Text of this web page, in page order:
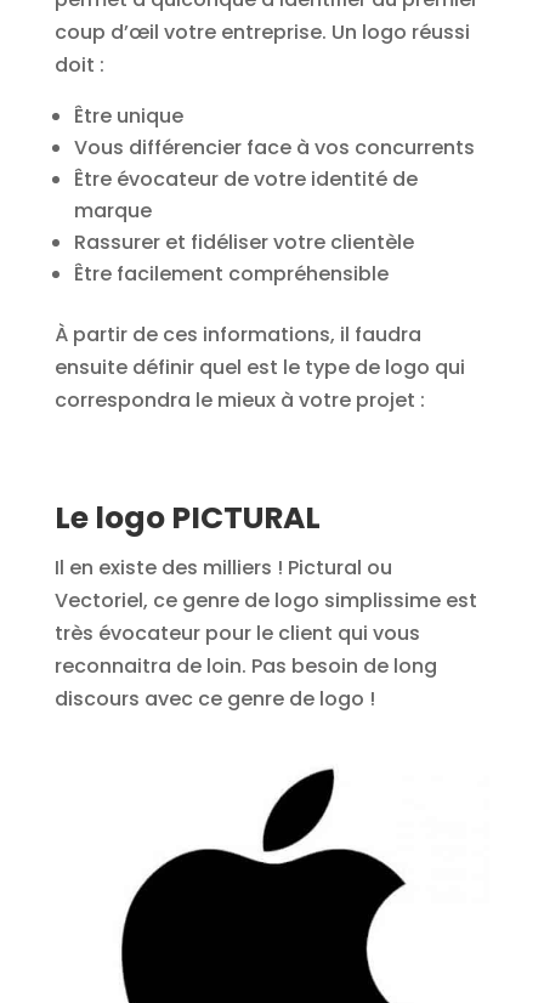
coup d’œil votre entreprise. Un logo réussi
doit :
Être unique
Vous différencier face à vos concurrents
Être évocateur de votre identité de
marque
Rassurer et fidéliser votre clientèle
Être facilement compréhensible
À partir de ces informations, il faudra
ensuite définir quel est le type de logo qui
correspondra le mieux à votre projet :
Le logo PICTURAL
Il en existe des milliers ! Pictural ou
Vectoriel, ce genre de logo simplissime est
très évocateur pour le client qui vous
reconnaitra de loin. Pas besoin de long
discours avec ce genre de logo !